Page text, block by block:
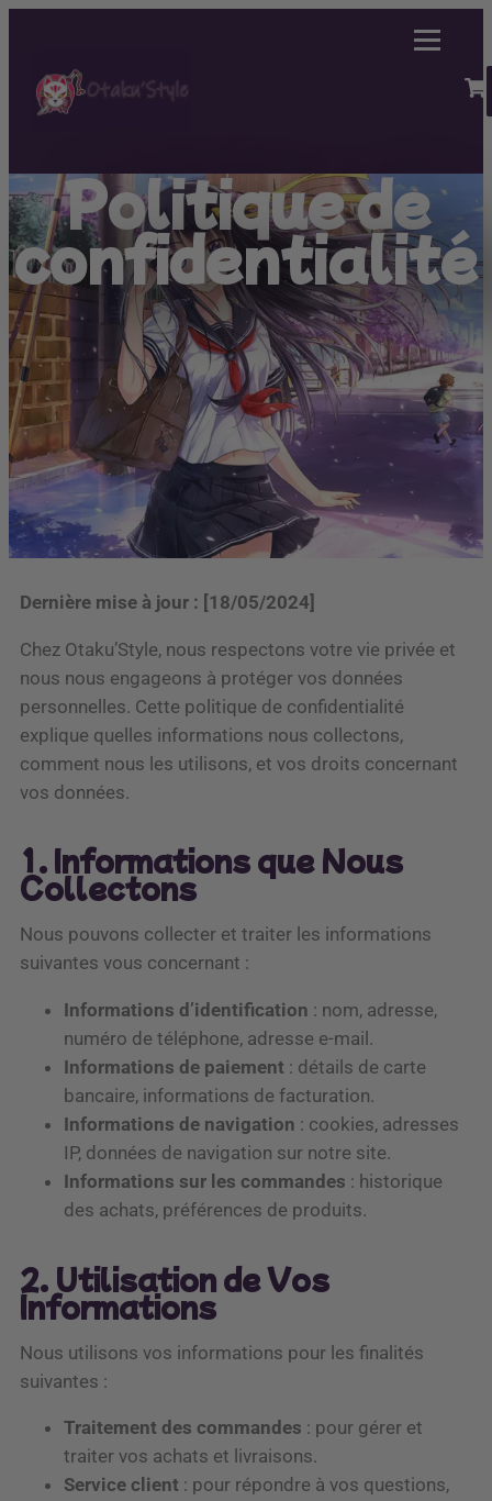
Politique de
confidentialité
Dernière mise à jour : [18/05/2024]
Chez Otaku’Style, nous respectons votre vie privée et
nous nous engageons à protéger vos données
personnelles. Cette politique de confidentialité
explique quelles informations nous collectons,
comment nous les utilisons, et vos droits concernant
vos données.
1. Informations que Nous
Collectons
Nous pouvons collecter et traiter les informations
suivantes vous concernant :
Informations d’identification : nom, adresse,
numéro de téléphone, adresse e-mail.
Informations de paiement : détails de carte
bancaire, informations de facturation.
Informations de navigation : cookies, adresses
IP, données de navigation sur notre site.
Informations sur les commandes : historique
des achats, préférences de produits.
2. Utilisation de Vos
Informations
Nous utilisons vos informations pour les finalités
suivantes :
Traitement des commandes : pour gérer et
traiter vos achats et livraisons.
Service client : pour répondre à vos questions,